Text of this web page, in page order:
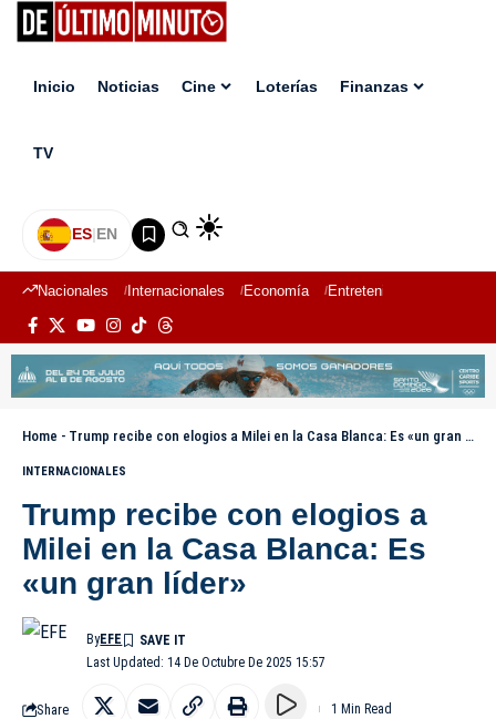
Inicio Noticias Cine Loterías Finanzas
TV
ES|EN
Nacionales Internacionales Economía Entretenimiento
Home - Trump recibe con elogios a Milei en la Casa Blanca: Es «un gran líder»
INTERNACIONALES
Trump recibe con elogios a
Milei en la Casa Blanca: Es
«un gran líder»
Last Updated: 14 De Octubre De 2025 15:57
ByEFE
Share 1 Min Read